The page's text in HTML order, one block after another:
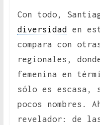
Con todo,
diversidad
en
compara con
regionales,
femenina en
sólo es escasa,
pocos nombres.
revelador: de